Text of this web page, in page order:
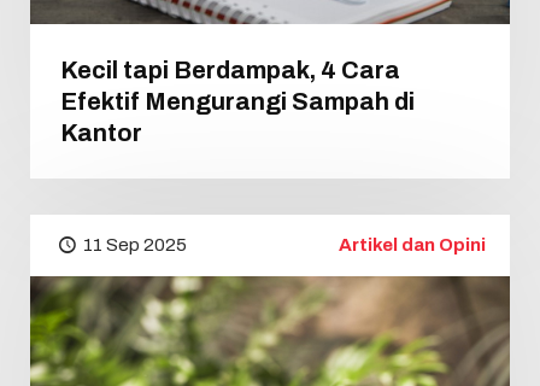
Kecil tapi Berdampak, 4 Cara
Efektif Mengurangi Sampah di
Kantor
11 Sep 2025 Artikel dan Opini